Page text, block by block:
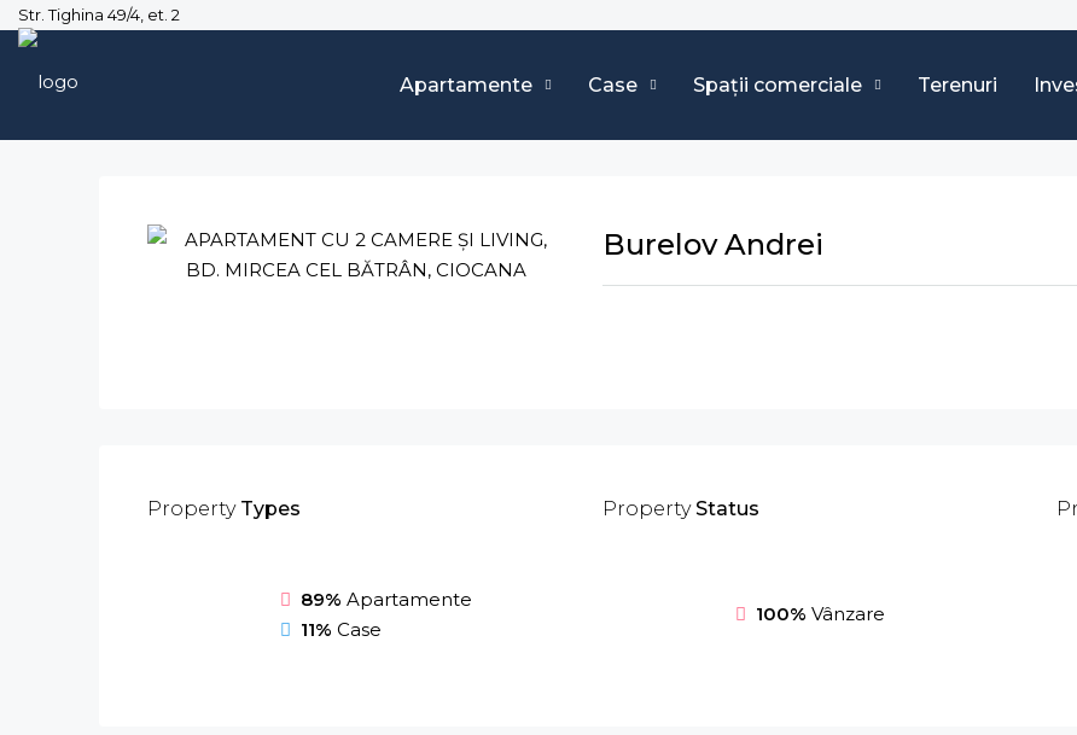
Str. Tighina 49/4, et. 2
Apartamente Case Spații comerciale Terenuri
Burelov Andrei
PropertyTypes
89% Apartamente
11% Case
PropertyStatus
100% Vânzare